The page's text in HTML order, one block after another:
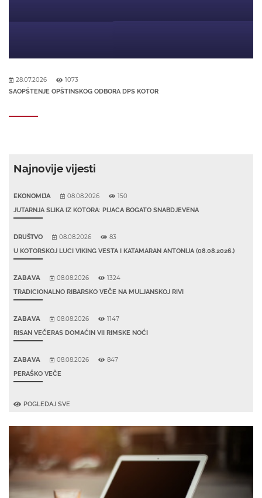
28.07.2026 1073
SAOPŠTENJE OPŠTINSKOG ODBORA DPS KOTOR
Najnovije vijesti
EKONOMIJA 08.08.2026 150
JUTARNJA SLIKA IZ KOTORA: PIJACA BOGATO SNABDJEVENA
DRUŠTVO 08.08.2026 83
U KOTORSKOJ LUCI VIKING VESTA I KATAMARAN ANTONIJA (08.08.2026.)
ZABAVA 08.08.2026 1324
TRADICIONALNO RIBARSKO VEČE NA MULJANSKOJ RIVI
ZABAVA 08.08.2026 1147
RISAN VEČERAS DOMAĆIN VII RIMSKE NOĆI
ZABAVA 08.08.2026 847
PERAŠKO VEČE
POGLEDAJ SVE